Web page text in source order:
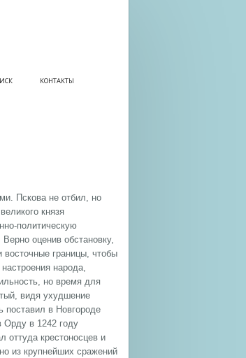
КОНТАКТЫ
Пскова не отбил, но
князя
политическую
оценив обстановку,
границы, чтобы
народа,
но время для
видя ухудшение
поставил в Новгороде
Орду в 1242 году
оттуда крестоносцев и
из крупнейших сражений